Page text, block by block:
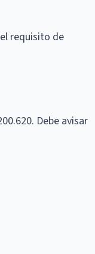
requisito de
Debe avisar